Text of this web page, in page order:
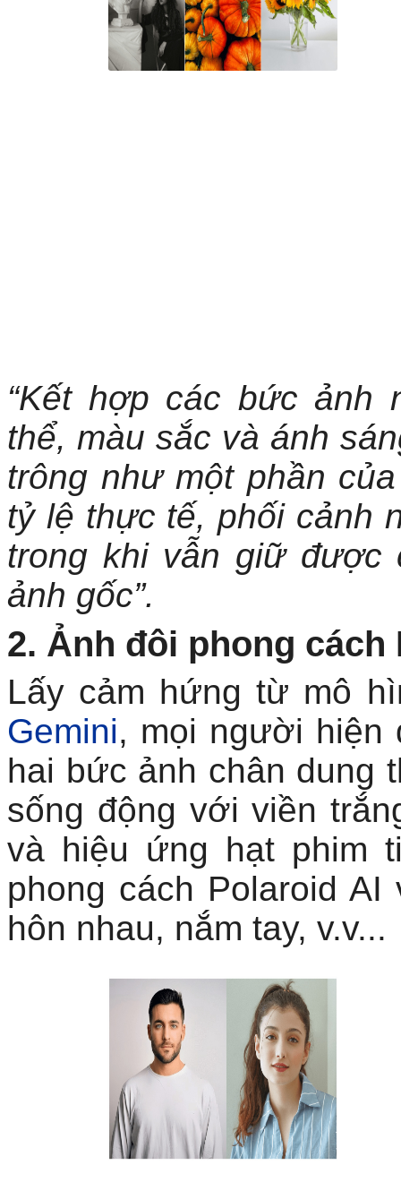
“Kết hợp các bức ảnh
thể, màu sắc và ánh
trông như một phần
tỷ lệ thực tế, phối cảnh
trong khi vẫn giữ
ảnh gốc”.
2. Ảnh đôi phong cách
Lấy cảm hứng từ mô
Gemini, mọi người hiện
hai bức ảnh chân dung
sống động với viền
và hiệu ứng hạt phim
phong cách Polaroid
hôn nhau, nắm tay, v.v...